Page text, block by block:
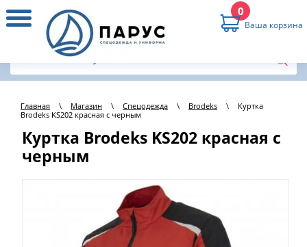
0
Ваша корзина
Главная \ Магазин \ Спецодежда \ Brodeks \
Куртка
Brodeks KS202 красная с черным
Куртка Brodeks KS202 красная с
черным